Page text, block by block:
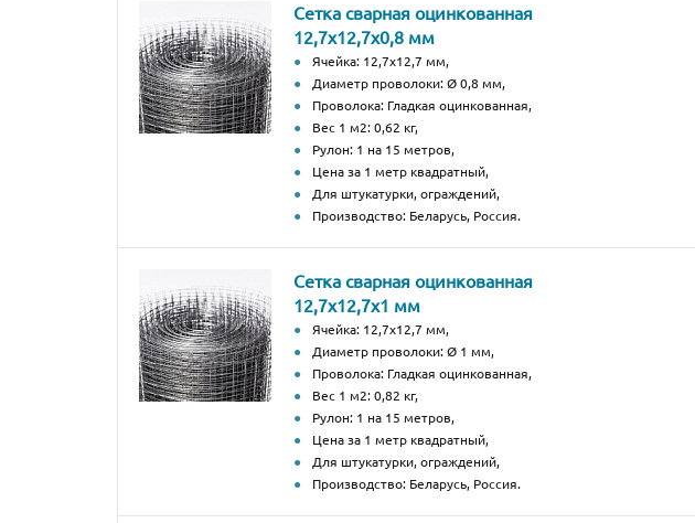
Сетка сварная оцинкованная
12,7х12,7х0,8 мм
Ячейка: 12,7х12,7 мм,
Диаметр проволоки: Ø 0,8 мм,
Проволока: Гладкая оцинкованная,
Вес 1 м2: 0,62 кг,
Рулон: 1 на 15 метров,
Цена за 1 метр квадратный,
Для штукатурки, ограждений,
Производство: Беларусь, Россия.
Сетка сварная оцинкованная
12,7х12,7х1 мм
Ячейка: 12,7х12,7 мм,
Диаметр проволоки: Ø 1 мм,
Проволока: Гладкая оцинкованная,
Вес 1 м2: 0,82 кг,
Рулон: 1 на 15 метров,
Цена за 1 метр квадратный,
Для штукатурки, ограждений,
Производство: Беларусь, Россия.